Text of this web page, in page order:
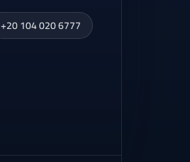
+20 104 020 6777